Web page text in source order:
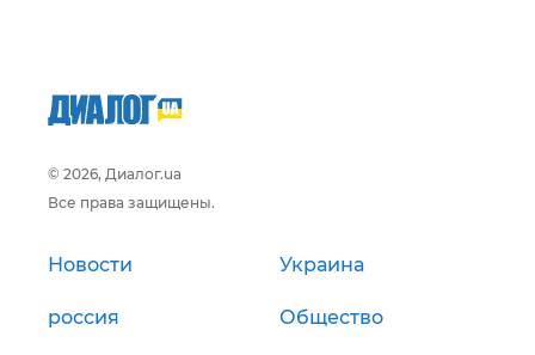
© 2026, Диалог.ua
Все права защищены.
Новости Украина
россия Общество